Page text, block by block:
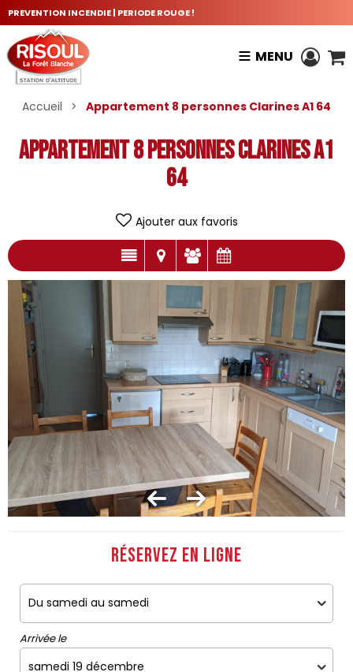
PREVENTION INCENDIE | PERIODE ROUGE !
MENU
Accueil > Appartement 8 personnes Clarines A1 64
Appartement 8 personnes Clarines A1
64
Ajouter aux favoris
Réservez en ligne
Arrivée le